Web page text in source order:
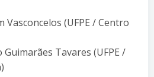
Vasconcelos (UFPE / Centro
Tavares (UFPE /